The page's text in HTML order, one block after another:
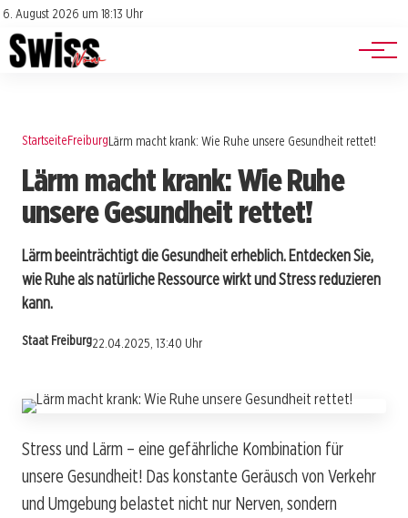
6. August 2026 um 18:13 Uhr
Impressum
Datenschutz
Jobs
Events
StartseiteFreiburgLärm macht krank: Wie Ruhe unsere Gesundheit rettet!
Lärm macht krank: Wie Ruhe
unsere Gesundheit rettet!
Lärm beeinträchtigt die Gesundheit erheblich. Entdecken Sie,
wie Ruhe als natürliche Ressource wirkt und Stress reduzieren
kann.
Staat Freiburg22.04.2025, 13:40 Uhr
Stress und Lärm – eine gefährliche Kombination für
unsere Gesundheit! Das konstante Geräusch von Verkehr
und Umgebung belastet nicht nur Nerven, sondern